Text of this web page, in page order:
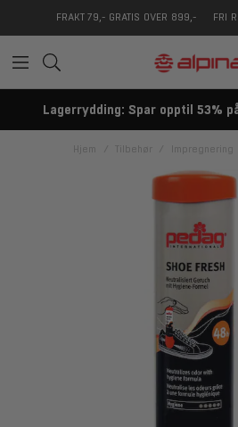
FRAKT 79,- GRATIS OVER 899,- FRI
Lagerrydding: Spar opptil 53%
Hjem Tilbehør Impregnering